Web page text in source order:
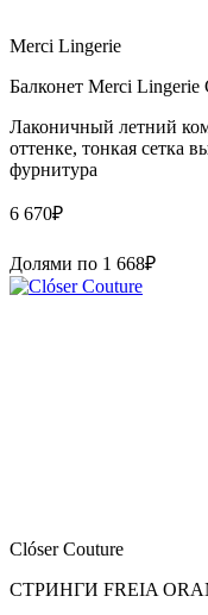
Merci Lingerie
Балконет Merci Lingerie
Лаконичный летний
оттенке, тонкая сетка
фурнитура
6 670₽
Долями по 1 668₽
Clóser Couture
СТРИНГИ FREIA